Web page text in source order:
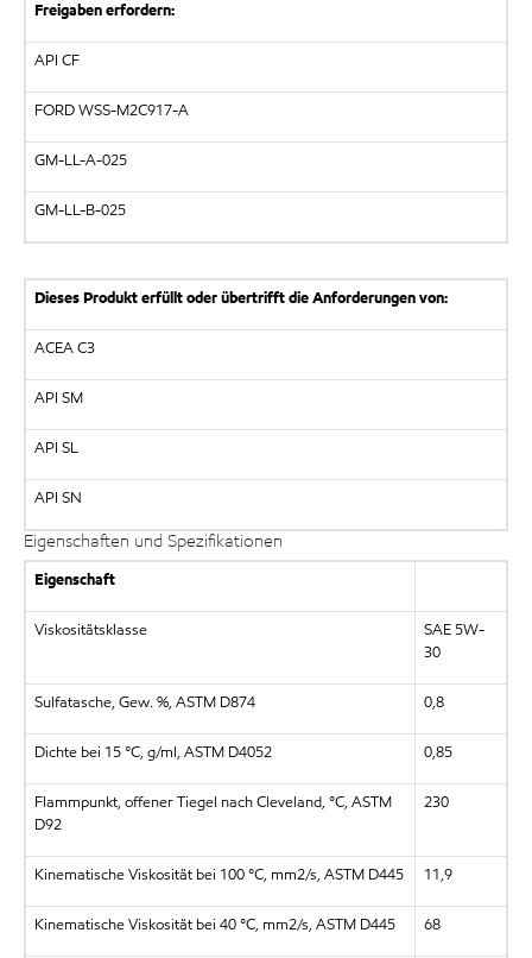
Freigaben erfordern:
API CF
FORD WSS-M2C917-A
GM-LL-A-025
GM-LL-B-025
Dieses Produkt erfüllt oder übertrifft die Anforderungen von:
ACEA C3
API SM
API SL
API SN
Eigenschaften und Spezifikationen
Eigenschaft
Viskositätsklasse
SAE 5W-
30
Sulfatasche, Gew. %, ASTM D874 0,8
Dichte bei 15 °C, g/ml, ASTM D4052 0,85
Flammpunkt, offener Tiegel nach Cleveland, °C, ASTM
D92
230
Kinematische Viskosität bei 100 °C, mm2/s, ASTM D445 11,9
Kinematische Viskosität bei 40 °C, mm2/s, ASTM D445 68